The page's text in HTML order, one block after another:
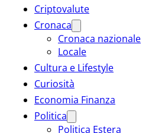
Criptovalute
Cronaca
Cronaca nazionale
Locale
Cultura e Lifestyle
Curiosità
Economia Finanza
Politica
Politica Estera